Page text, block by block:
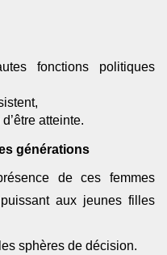
fonctions politiques
atteinte.
générations
de ces femmes
aux jeunes filles
sphères de décision.